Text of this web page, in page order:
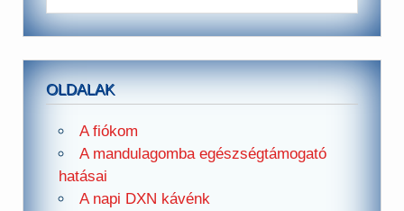
OLDALAK
A fiókom
A mandulagomba egészségtámogató
hatásai
A napi DXN kávénk